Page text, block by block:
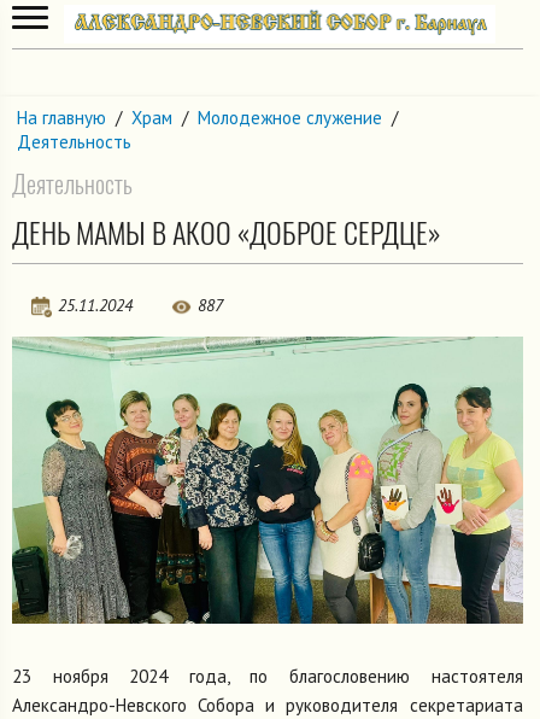
На главную / Храм / Молодежное служение /
Деятельность
Деятельность
ДЕНЬ МАМЫ В АКОО «ДОБРОЕ СЕРДЦЕ»
25.11.2024 887
23 ноября 2024 года, по благословению настоятеля
Александро-Невского Собора и руководителя секретариата